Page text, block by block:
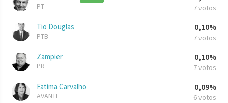
PT 7 votos
Tio Douglas
PTB
0,10%
7 votos
Zampier
PR
0,10%
7 votos
Fatima Carvalho
AVANTE
0,09%
6 votos